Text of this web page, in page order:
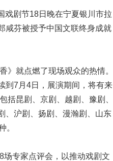
剧节18日晚在宁夏银川市拉
咸芬被授予中国文联终身成就
就点燃了现场观众的热情。
到7月4日，展演期间，将有来
括昆剧、京剧、越剧、豫剧、
、沪剧、扬剧、漫瀚剧、山东
。
专家点评会，以推动戏剧文